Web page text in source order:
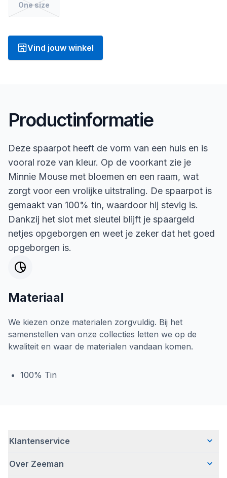
One size
Vind jouw winkel
Productinformatie
Deze spaarpot heeft de vorm van een huis en is
vooral roze van kleur. Op de voorkant zie je
Minnie Mouse met bloemen en een raam, wat
zorgt voor een vrolijke uitstraling. De spaarpot is
gemaakt van 100% tin, waardoor hij stevig is.
Dankzij het slot met sleutel blijft je spaargeld
netjes opgeborgen en weet je zeker dat het goed
opgeborgen is.
Materiaal
We kiezen onze materialen zorgvuldig. Bij het
samenstellen van onze collecties letten we op de
kwaliteit en waar de materialen vandaan komen.
100% Tin
Klantenservice
Veelgestelde vragen
Over Zeeman